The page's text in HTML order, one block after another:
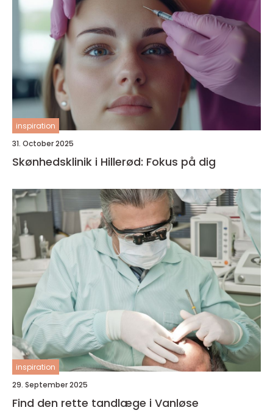
inspiration
31. October 2025
Skønhedsklinik i Hillerød: Fokus på dig
inspiration
29. September 2025
Find den rette tandlæge i Vanløse